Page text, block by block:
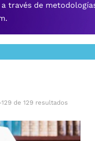
Tecnología
través de
de 129 resultados